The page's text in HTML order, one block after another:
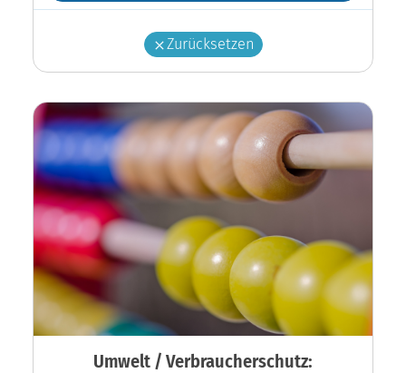
Zurücksetzen
Umwelt / Verbraucherschutz: